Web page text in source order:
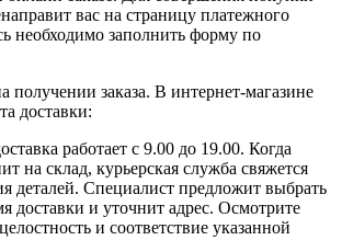
вас на страницу платежного
необходимо заполнить форму по
получении заказа. В интернет-магазине
доставки:
работает с 9.00 до 19.00. Когда
на склад, курьерская служба свяжется
деталей. Специалист предложит выбрать
доставки и уточнит адрес. Осмотрите
и соответствие указанной